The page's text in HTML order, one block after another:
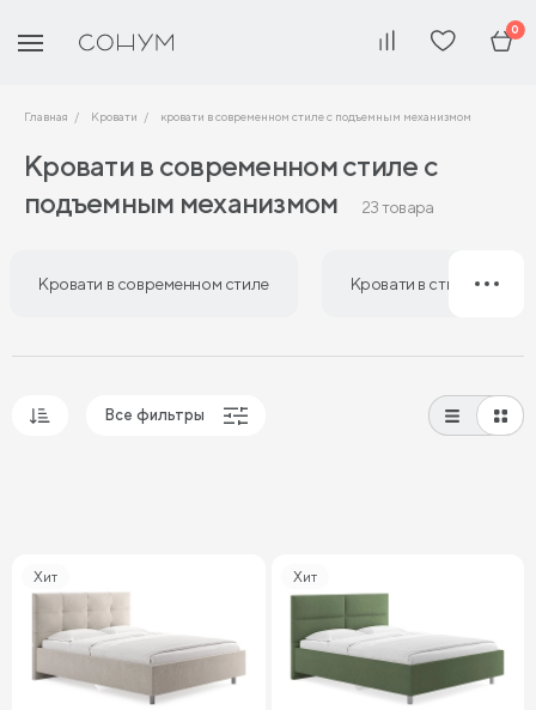
0
Главная Кровати кровати в современном стиле с подъемным механизмом
Кровати в современном стиле с
подъемным механизмом
23 товара
Кровати в современном стиле Кровати в стиле лофт
Все фильтры
Хит Хит